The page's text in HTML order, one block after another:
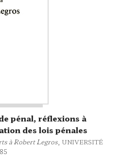
pénal, réflexions à
des lois pénales
à Robert Legros, UNIVERSITÉ